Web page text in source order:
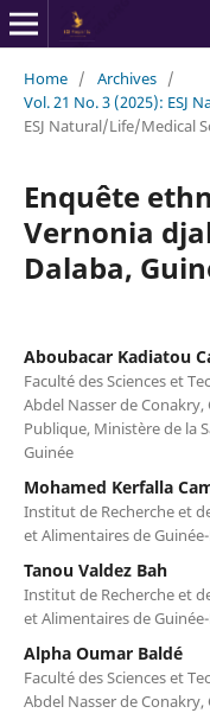
Home / Archives /
Vol. 21 No. 3 (2025): ESJ
ESJ Natural/Life/Medical
Enquête
Vernonia
Dalaba,
Aboubacar Kadiatou
Faculté des Sciences et
Abdel Nasser de
Publique, Ministère de la
Guinée
Mohamed Kerfalla
Institut de Recherche et
et Alimentaires de
Tanou Valdez Bah
Institut de Recherche et
et Alimentaires de
Alpha Oumar Baldé
Faculté des Sciences et
Abdel Nasser de Conakry,